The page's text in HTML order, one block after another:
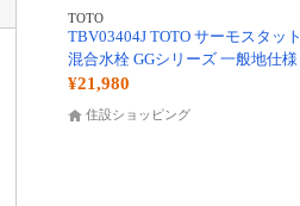
TOTO
TBV03404J TOTO サーモスタット
混合水栓 GGシリーズ 一般地仕様
¥21,980
住設ショッピング